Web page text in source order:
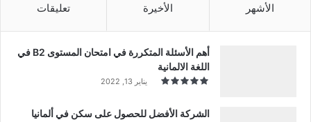
الأشهر الأخيرة تعليقات
أهم الأسئلة المتكررة في امتحان المستوى B2 في
اللغة الالمانية
يناير 13, 2022
الشركة الأفضل للحصول على سكن في ألمانيا